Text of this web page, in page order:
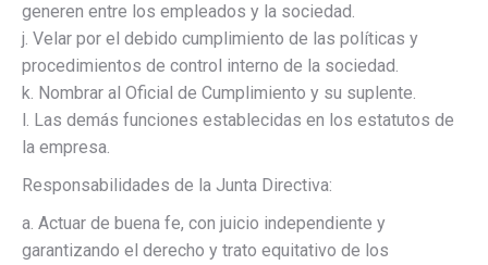
generen entre los empleados y la sociedad.
j. Velar por el debido cumplimiento de las políticas y
procedimientos de control interno de la sociedad.
k. Nombrar al Oficial de Cumplimiento y su suplente.
l. Las demás funciones establecidas en los estatutos de
la empresa.
Responsabilidades de la Junta Directiva:
a. Actuar de buena fe, con juicio independiente y
garantizando el derecho y trato equitativo de los